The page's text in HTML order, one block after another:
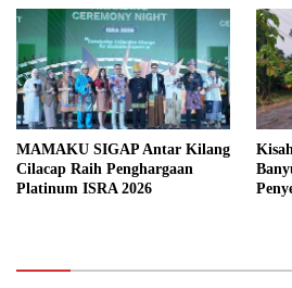
MAMAKU SIGAP Antar Kilang
Cilacap Raih Penghargaan
Platinum ISRA 2026